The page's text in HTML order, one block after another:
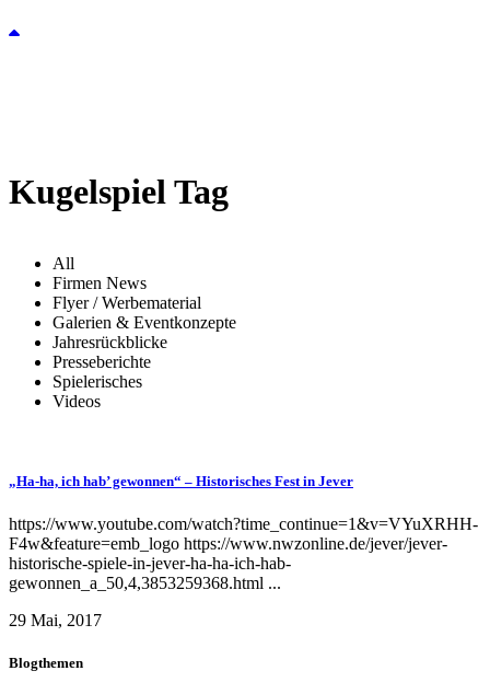
Kugelspiel Tag
All
Firmen News
Flyer / Werbematerial
Galerien & Eventkonzepte
Jahresrückblicke
Presseberichte
Spielerisches
Videos
„Ha-ha, ich hab’ gewonnen“ – Historisches Fest in Jever
https://www.youtube.com/watch?time_continue=1&v=VYuXRHH-
F4w&feature=emb_logo https://www.nwzonline.de/jever/jever-
historische-spiele-in-jever-ha-ha-ich-hab-
gewonnen_a_50,4,3853259368.html ...
29 Mai, 2017
Blogthemen